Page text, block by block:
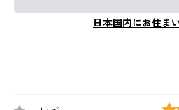
日本国内にお住ま